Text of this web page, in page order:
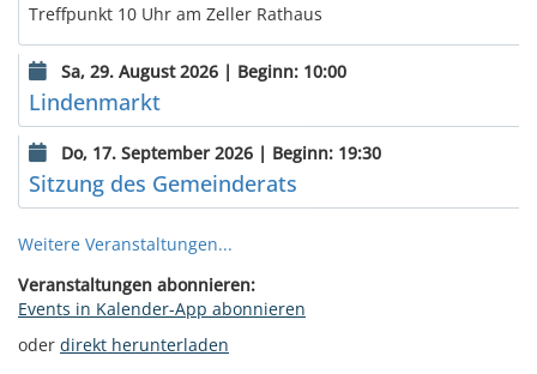
Treffpunkt 10 Uhr am Zeller Rathaus
Sa, 29. August 2026 | Beginn: 10:00
Lindenmarkt
Do, 17. September 2026 | Beginn: 19:30
Sitzung des Gemeinderats
Weitere Veranstaltungen...
Veranstaltungen abonnieren:
Events in Kalender-App abonnieren
oder direkt herunterladen